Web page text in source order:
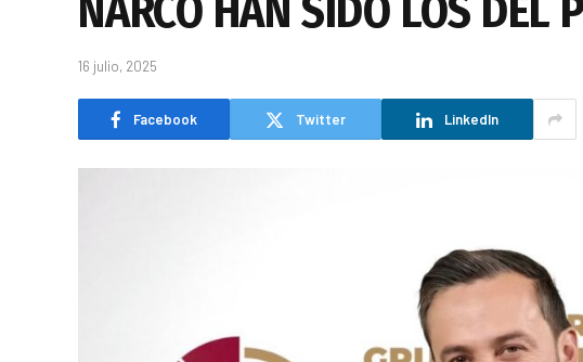
NARCO HAN SIDO LOS DEL
16 julio, 2025
Facebook Twitter LinkedIn